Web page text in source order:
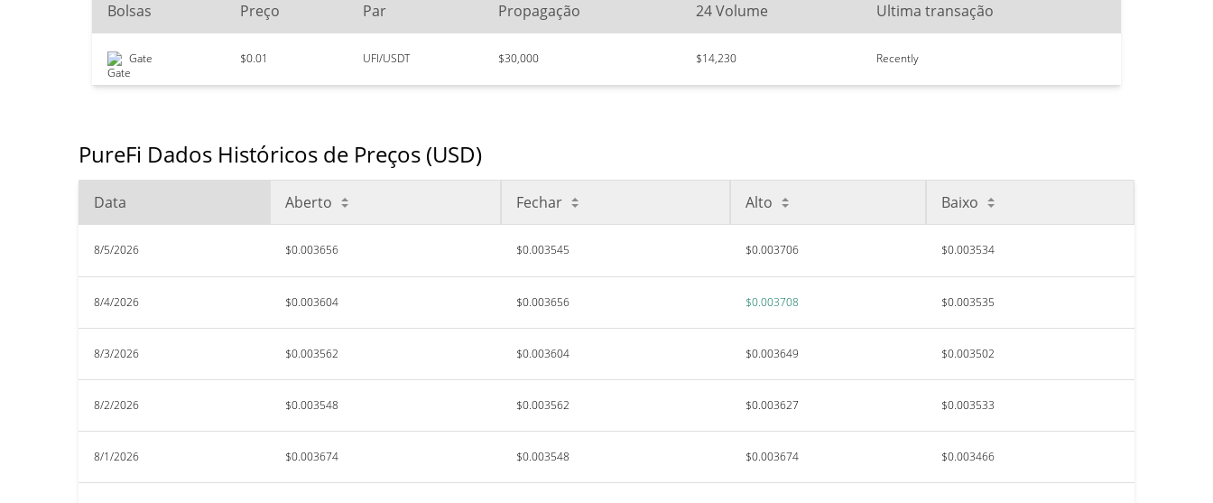
Bolsas Preço Par Propagação 24 Volume Ultima transação
Gate $0.01 UFI/USDT $30,000 $14,230 Recently
PureFi Dados Históricos de Preços (USD)
Data Aberto Fechar Alto Baixo
8/5/2026 $0.003656 $0.003545 $0.003706 $0.003534
8/4/2026 $0.003604 $0.003656 $0.003708 $0.003535
8/3/2026 $0.003562 $0.003604 $0.003649 $0.003502
8/2/2026 $0.003548 $0.003562 $0.003627 $0.003533
8/1/2026 $0.003674 $0.003548 $0.003674 $0.003466